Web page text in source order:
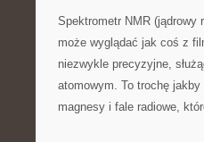
Spektrometr NMR (jądrowy
może wyglądać jak coś z
niezwykle precyzyjne,
atomowym. To trochę
magnesy i fale radiowe,